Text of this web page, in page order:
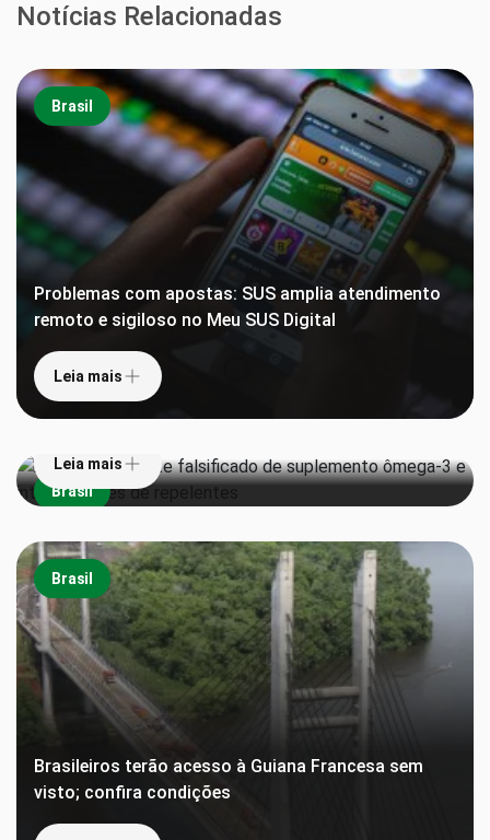
Notícias Relacionadas
Brasil
Problemas com apostas: SUS amplia atendimento
remoto e sigiloso no Meu SUS Digital
Leia mais
Brasil
Anvisa proíbe lote falsificado de suplemento
ômega-3 e interdita lotes de repelentes
Leia mais
Brasil
Brasileiros terão acesso à Guiana Francesa sem
visto; confira condições